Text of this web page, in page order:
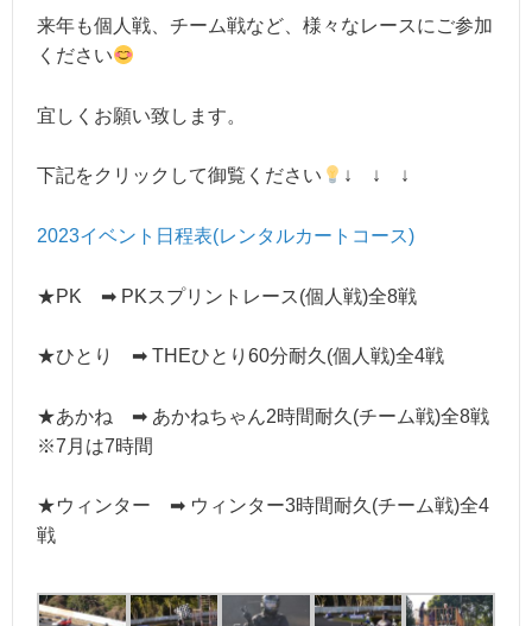
来年も個人戦、チーム戦など、様々なレースにご参加
ください
宜しくお願い致します。
下記をクリックして御覧ください ↓ ↓ ↓
2023イベント日程表(レンタルカートコース)
★PK ➡ PKスプリントレース(個人戦)全8戦
★ひとり ➡ THEひとり60分耐久(個人戦)全4戦
★あかね ➡ あかねちゃん2時間耐久(チーム戦)全8戦
※7月は7時間
★ウィンター ➡ ウィンター3時間耐久(チーム戦)全4
戦